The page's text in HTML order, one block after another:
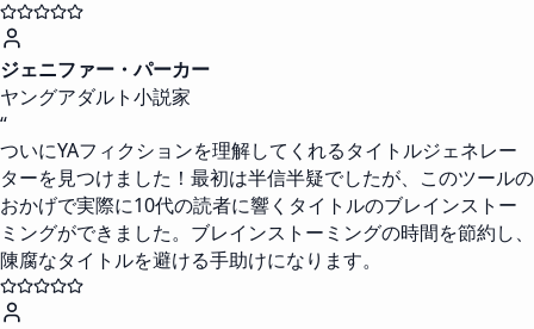
ジェニファー・パーカー
ヤングアダルト小説家
“
ついにYAフィクションを理解してくれるタイトルジェネレー
ターを見つけました！最初は半信半疑でしたが、このツールの
おかげで実際に10代の読者に響くタイトルのブレインストー
ミングができました。ブレインストーミングの時間を節約し、
陳腐なタイトルを避ける手助けになります。